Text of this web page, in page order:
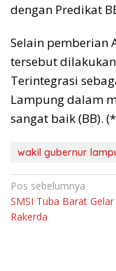
dengan Predikat
Selain pemberian
tersebut dilakukan
Terintegrasi
Lampung dalam
sangat baik (BB).
wakil gubernur
Navigasi
pos
Pos sebelumnya
SMSI Tuba Barat Gelar
Rakerda